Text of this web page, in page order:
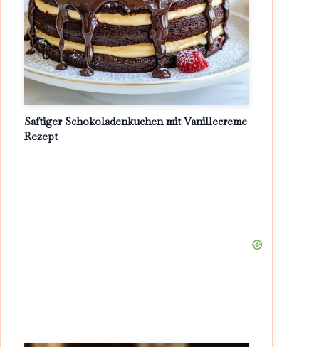
Saftiger Schokoladenkuchen mit Vanillecreme
Rezept